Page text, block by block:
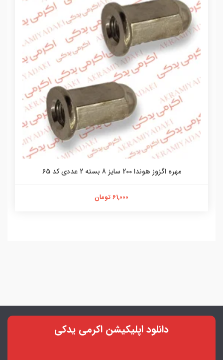
مهره اگزوز هوندا 200 سایز 8 بسته 2 عددی کد 65
61,000 تومان
دانلود اپلیکیشن اکرمی یدکی